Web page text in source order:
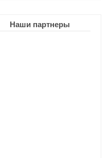
Наши партнеры